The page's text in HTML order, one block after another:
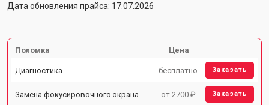
Дата обновления прайса: 17.07.2026
Поломка Цена
Диагностика бесплатно Заказать
Замена фокусировочного экрана от 2700 ₽ Заказать